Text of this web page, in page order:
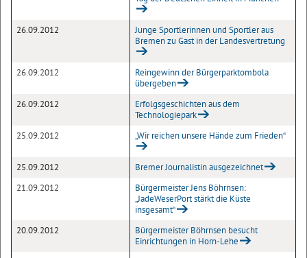
26.09.2012
Junge Sportlerinnen und Sportler aus
Bremen zu Gast in der Landesvertretung
26.09.2012
Reingewinn der Bürgerparktombola
übergeben
26.09.2012
Erfolgsgeschichten aus dem
Technologiepark
25.09.2012
„Wir reichen unsere Hände zum Frieden“
25.09.2012
Bremer Journalistin ausgezeichnet
21.09.2012
Bürgermeister Jens Böhrnsen:
„JadeWeserPort stärkt die Küste
insgesamt“
20.09.2012
Bürgermeister Böhrnsen besucht
Einrichtungen in Horn-Lehe